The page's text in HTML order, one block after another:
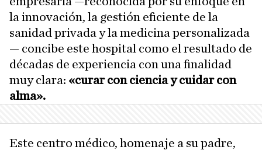
la innovación, la gestión eficiente de la
sanidad privada y la medicina personalizada
— concibe este hospital como el resultado de
décadas de experiencia con una finalidad
muy clara: «curar con ciencia y cuidar con
alma».
Este centro médico, homenaje a su padre,